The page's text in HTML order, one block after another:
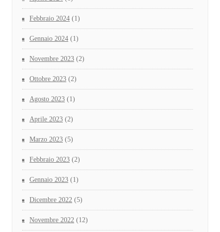
Febbraio 2024 (1)
Gennaio 2024 (1)
Novembre 2023 (2)
Ottobre 2023 (2)
Agosto 2023 (1)
Aprile 2023 (2)
Marzo 2023 (5)
Febbraio 2023 (2)
Gennaio 2023 (1)
Dicembre 2022 (5)
Novembre 2022 (12)